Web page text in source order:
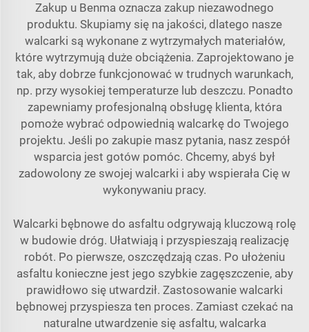
Zakup u Benma oznacza zakup niezawodnego
produktu. Skupiamy się na jakości, dlatego nasze
walcarki są wykonane z wytrzymałych materiałów,
które wytrzymują duże obciążenia. Zaprojektowano je
tak, aby dobrze funkcjonować w trudnych warunkach,
np. przy wysokiej temperaturze lub deszczu. Ponadto
zapewniamy profesjonalną obsługę klienta, która
pomoże wybrać odpowiednią walcarkę do Twojego
projektu. Jeśli po zakupie masz pytania, nasz zespół
wsparcia jest gotów pomóc. Chcemy, abyś był
zadowolony ze swojej walcarki i aby wspierała Cię w
wykonywaniu pracy.
Walcarki bębnowe do asfaltu odgrywają kluczową rolę
w budowie dróg. Ułatwiają i przyspieszają realizację
robót. Po pierwsze, oszczędzają czas. Po ułożeniu
asfaltu konieczne jest jego szybkie zagęszczenie, aby
prawidłowo się utwardził. Zastosowanie walcarki
bębnowej przyspiesza ten proces. Zamiast czekać na
naturalne utwardzenie się asfaltu, walcarka